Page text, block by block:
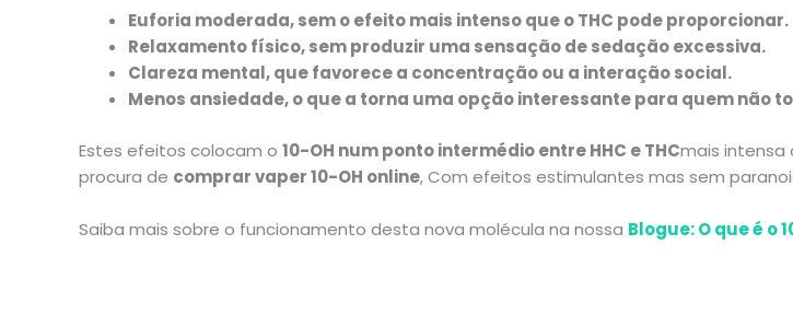
Euforia moderada, sem o efeito mais intenso que o THC pode proporcionar.
Relaxamento físico, sem produzir uma sensação de sedação excessiva.
Clareza mental, que favorece a concentração ou a interação social.
Menos ansiedade, o que a torna uma opção interessante para quem não
Estes efeitos colocam o 10-OH num ponto intermédio entre HHC e THCmais intensa
procura de comprar vaper 10-OH online, Com efeitos estimulantes mas sem
Saiba mais sobre o funcionamento desta nova molécula na nossa Blogue: O que é o